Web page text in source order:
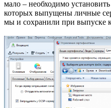
мало – необходимо
которых выпущены личные
мы и сохранили при выпуске